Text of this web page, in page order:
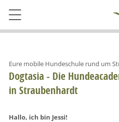
Eure mobile Hundeschule rund um
Dogtasia - Die
in Straubenhardt
Hallo, ich bin Jessi!